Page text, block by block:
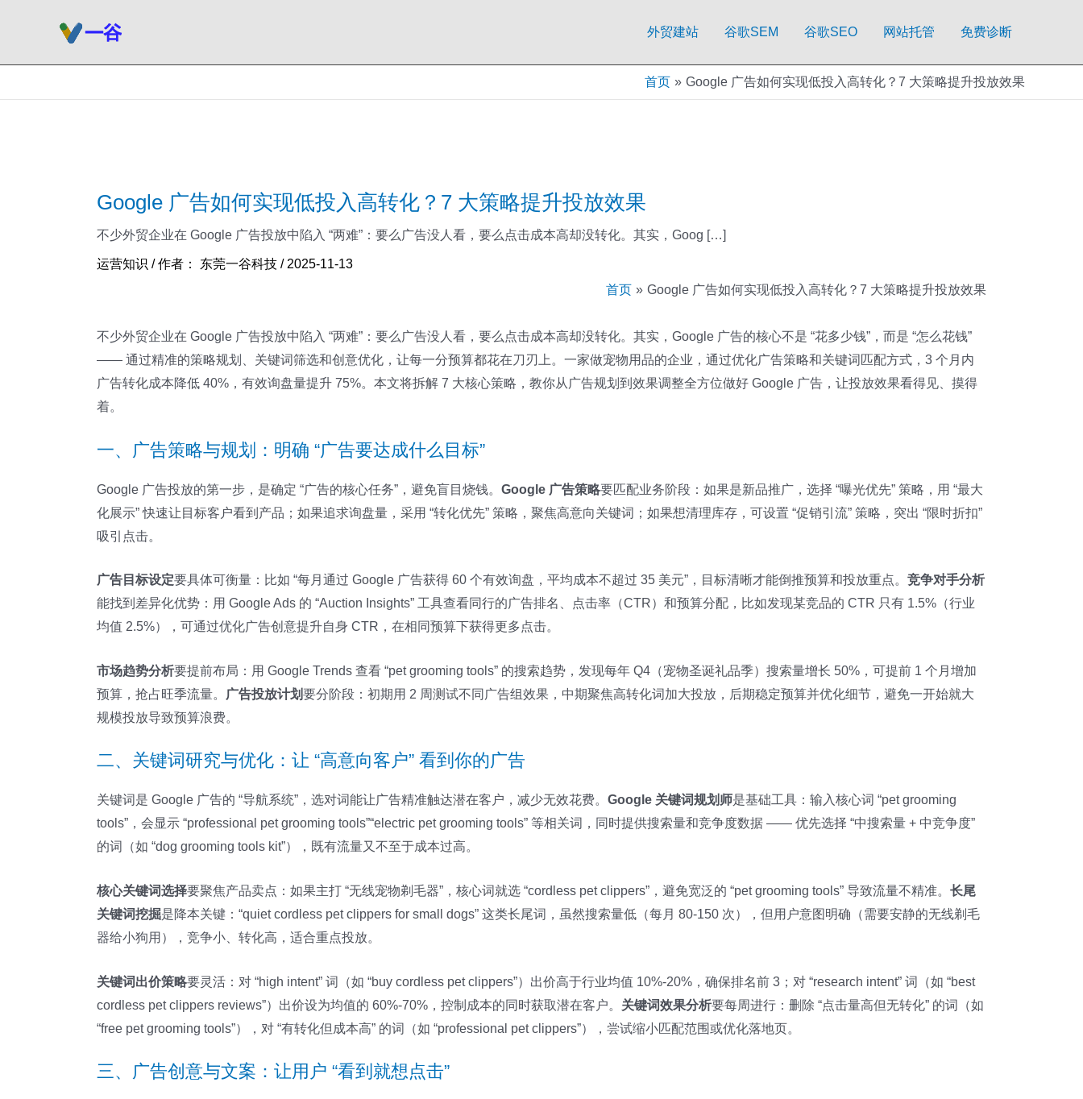
外贸建站 谷歌SEM 谷歌SEO 网站托管 免费诊断
首页 Google 广告如何实现低投入高转化？7 大策略提升投放效果
Google 广告如何实现低投入高转化？7 大策略提升投放效果
不少外贸企业在 Google 广告投放中陷入 “两难”：要么广告没人看，要么点击成本高却没转化。其实，Goog […]
运营知识 / 作者： 东莞一谷科技 / 2025-11-13
首页
Google 广告如何实现低投入高转化？7 大策略提升投放效果
不少外贸企业在 Google 广告投放中陷入 “两难”：要么广告没人看，要么点击成本高却没转化。其实，Google 广告的核心不是 “花多少钱”，而是 “怎么花钱”
—— 通过精准的策略规划、关键词筛选和创意优化，让每一分预算都花在刀刃上。一家做宠物用品的企业，通过优化广告策略和关键词匹配方式，3 个月内
广告转化成本降低 40%，有效询盘量提升 75%。本文将拆解 7 大核心策略，教你从广告规划到效果调整全方位做好 Google 广告，让投放效果看得见、摸得
着。
一、广告策略与规划：明确 “广告要达成什么目标”
Google 广告投放的第一步，是确定 “广告的核心任务”，避免盲目烧钱。 Google 广告策略要匹配业务阶段：如果是新品推广，选择 “曝光优先” 策略，用 “最大
化展示” 快速让目标客户看到产品；如果追求询盘量，采用 “转化优先” 策略，聚焦高意向关键词；如果想清理库存，可设置 “促销引流” 策略，突出 “限时折扣”
吸引点击。
广告目标设定要具体可衡量：比如 “每月通过 Google 广告获得 60 个有效询盘，平均成本不超过 35 美元”，目标清晰才能倒推预算和投放重点。 竞争对手分析
能找到差异化优势：用 Google Ads 的 “Auction Insights” 工具查看同行的广告排名、点击率（CTR）和预算分配，比如发现某竞品的 CTR 只有 1.5%（行业
均值 2.5%），可通过优化广告创意提升自身 CTR，在相同预算下获得更多点击。
市场趋势分析要提前布局：用 Google Trends 查看 “pet grooming tools” 的搜索趋势，发现每年 Q4（宠物圣诞礼品季）搜索量增长 50%，可提前 1 个月增加
预算，抢占旺季流量。
广告投放计划要分阶段：初期用 2 周测试不同广告组效果，中期聚焦高转化词加大投放，后期稳定预算并优化细节，避免一开始就大
规模投放导致预算浪费。
二、关键词研究与优化：让 “高意向客户” 看到你的广告
关键词是 Google 广告的 “导航系统”，选对词能让广告精准触达潜在客户，减少无效花费。 Google 关键词规划师是基础工具：输入核心词 “pet grooming
tools”，会显示 “professional pet grooming tools”“electric pet grooming tools” 等相关词，同时提供搜索量和竞争度数据 —— 优先选择 “中搜索量 + 中竞争度”
的词（如 “dog grooming tools kit”），既有流量又不至于成本过高。
核心关键词选择要聚焦产品卖点：如果主打 “无线宠物剃毛器”，核心词就选 “cordless pet clippers”，避免宽泛的 “pet grooming tools” 导致流量不精准。 长尾
关键词挖掘是降本关键：“quiet cordless pet clippers for small dogs” 这类长尾词，虽然搜索量低（每月 80-150 次），但用户意图明确（需要安静的无线剃毛
器给小狗用），竞争小、转化高，适合重点投放。
关键词出价策略要灵活：对 “high intent” 词（如 “buy cordless pet clippers”）出价高于行业均值 10%-20%，确保排名前 3；对 “research intent” 词（如 “best
cordless pet clippers reviews”）出价设为均值的 60%-70%，控制成本的同时获取潜在客户。 关键词效果分析要每周进行：删除 “点击量高但无转化” 的词（如
“free pet grooming tools”），对 “有转化但成本高” 的词（如 “professional pet clippers”），尝试缩小匹配范围或优化落地页。
三、广告创意与文案：让用户 “看到就想点击”